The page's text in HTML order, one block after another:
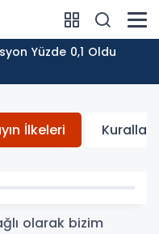
Yüzde 0,1 Oldu
İlkeleri Kurallar
olarak bizim